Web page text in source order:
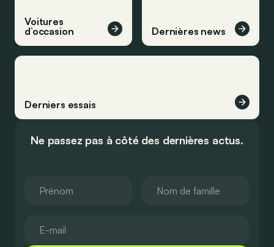
Voitures
d’occasion
Dernières news
Derniers essais
Ne passez pas à côté des dernières actus.